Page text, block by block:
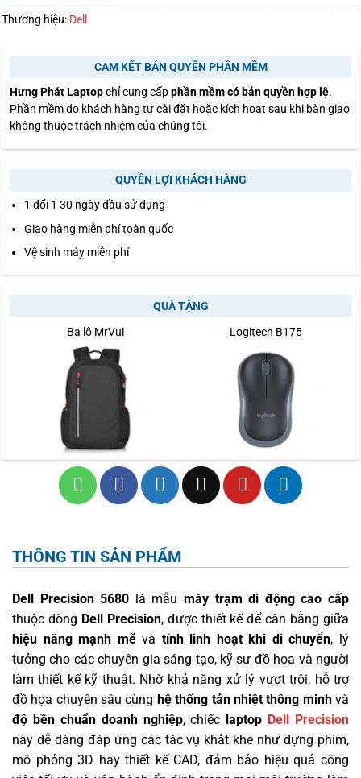
Thương hiệu: Dell
CAM KẾT BẢN QUYỀN PHẦN MỀM
Hưng Phát Laptopchỉ cung cấpphần mềm có bản quyền hợp lệ.
Phần mềm do khách hàng tự cài đặt hoặc kích hoạt sau khi bàn giao
không thuộc trách nhiệm của chúng tôi.
QUYỀN LỢI KHÁCH HÀNG
1 đổi 1 30 ngày đầu sử dụng
Giao hàng miễn phí toàn quốc
Vệ sinh máy miễn phí
QUÀ TẶNG
Ba lô MrVui Logitech B175
THÔNG TIN SẢN PHẨM
Dell Precision 5680 là mẫumáy trạm di động cao cấp
thuộc dòng Dell Precision, được thiết kế để cân bằng giữa
hiệu năng mạnh mẽvà tính linh hoạt khi di chuyển, lý
tưởng cho các chuyên gia sáng tạo, kỹ sư đồ họa và người
làm thiết kế kỹ thuật. Nhờ khả năng xử lý vượt trội, hỗ trợ
đồ họa chuyên sâu cùng hệ thống tản nhiệt thông minhvà
độ bền chuẩn doanh nghiệp, chiếc laptop Dell Precision
này dễ dàng đáp ứng các tác vụ khắt khe như dựng phim,
mô phỏng 3D hay thiết kế CAD, đảm bảo hiệu quả công